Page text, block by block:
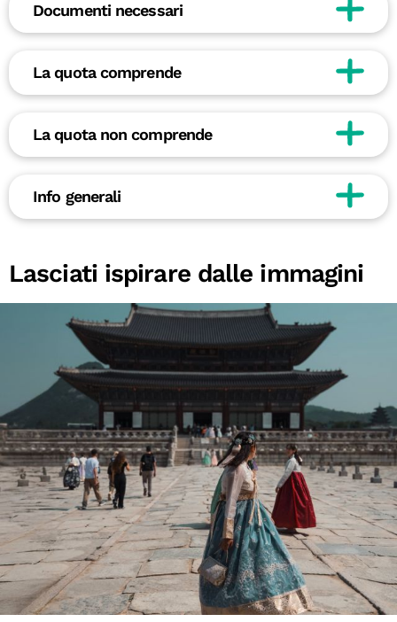
Documenti necessari
La quota comprende
La quota non comprende
Info generali
Lasciati ispirare dalle immagini